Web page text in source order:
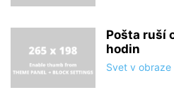
Pošta ruší
hodin
Svet v obraze